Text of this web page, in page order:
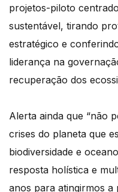
projetos-piloto
sustentável, tirando
estratégico e
liderança na
recuperação dos
Alerta ainda que “não
crises do planeta que
biodiversidade e
resposta holística e
anos para atingirmos a